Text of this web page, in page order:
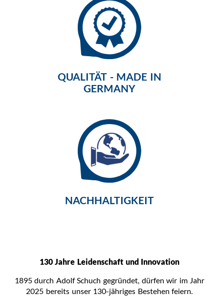
QUALITÄT - MADE IN
GERMANY
NACHHALTIGKEIT
130 Jahre Leidenschaft und Innovation
1895 durch Adolf Schuch gegründet, dürfen wir im Jahr
2025 bereits unser 130-jähriges Bestehen feiern.